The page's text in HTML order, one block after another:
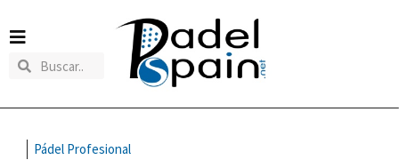
Pádel Profesional